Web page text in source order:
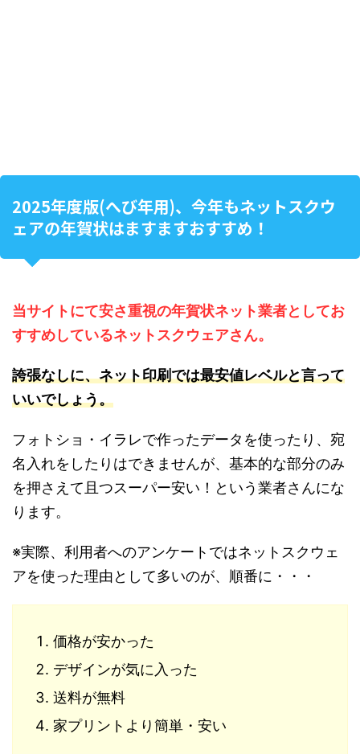
2025年度版(へび年用)、今年もネットスクウ
ェアの年賀状はますますおすすめ！
当サイトにて安さ重視の年賀状ネット業者としてお
すすめしているネットスクウェアさん。
誇張なしに、ネット印刷では最安値レベルと言って
いいでしょう。
フォトショ・イラレで作ったデータを使ったり、宛
名入れをしたりはできませんが、基本的な部分のみ
を押さえて且つスーパー安い！という業者さんにな
ります。
※実際、利用者へのアンケートではネットスクウェ
アを使った理由として多いのが、順番に・・・
価格が安かった
デザインが気に入った
送料が無料
家プリントより簡単・安い